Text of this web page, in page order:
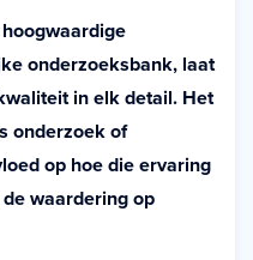
onderzoeksbank, laat
in elk detail. Het
onderzoek of
op hoe die ervaring
waardering op